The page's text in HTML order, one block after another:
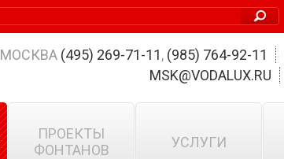
МОСКВА (495) 269-71-11, (985) 764-92-11
MSK@VODALUX.RU
ПРОЕКТЫ
ФОНТАНОВ
УСЛУГИ